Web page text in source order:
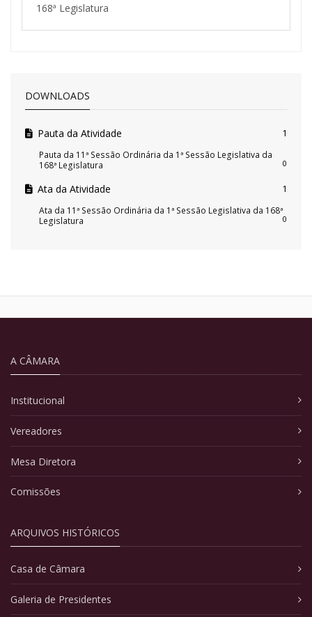
168ª Legislatura
DOWNLOADS
Pauta da Atividade 1
Pauta da 11ª Sessão Ordinária da 1ª Sessão Legislativa da
168ª Legislatura
0
Ata da Atividade 1
Ata da 11ª Sessão Ordinária da 1ª Sessão Legislativa da 168ª
Legislatura
0
A CÂMARA
Institucional
Vereadores
Mesa Diretora
Comissões
ARQUIVOS HISTÓRICOS
Casa de Câmara
Galeria de Presidentes